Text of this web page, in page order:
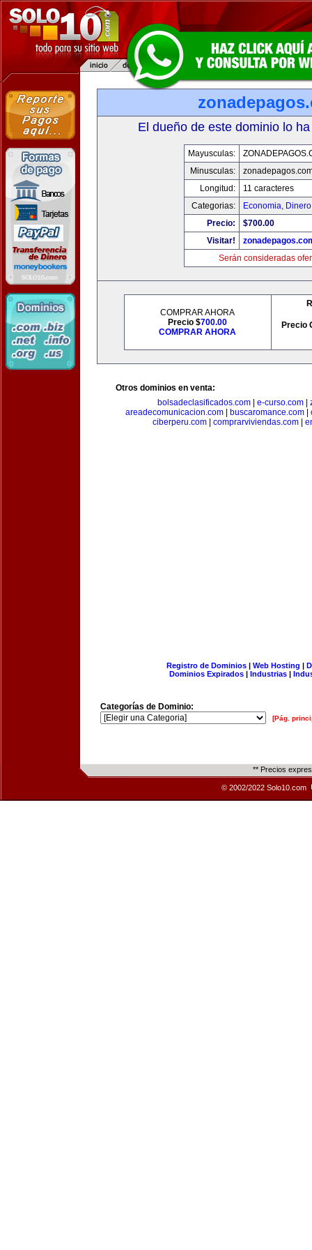
El dueño de este dominio lo
Mayusculas:
Minusculas:
Longitud:
11 caracteres
Categorias:
Economia,
Precio:
$700.00
Visitar!
Serán consideradas
COMPRAR AHORA
Precio $700.00
COMPRAR AHORA
Precio
Otros dominios en venta:
bolsadeclasificados.com
e-curso.com
areadecomunicacion.com| buscaromance.com|
ciberperu.com| comprarviviendas.com|
Registro de Dominios| Web Hosting |
Dominios Expirados | Industrias |
Categorías de Dominio:
[Pág.
** Precios
© 2002/2022 Solo10.com